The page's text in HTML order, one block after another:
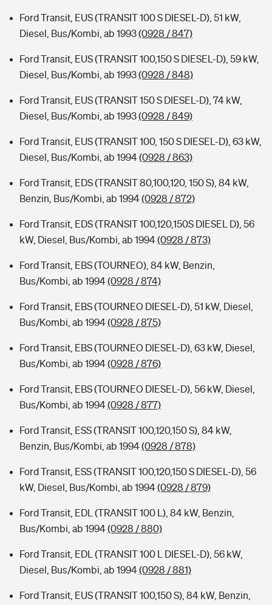
Ford Transit, EUS (TRANSIT 100 S DIESEL-D), 51 kW,
Diesel, Bus/Kombi, ab 1993(0928 / 847)
Ford Transit, EUS (TRANSIT 100,150 S DIESEL-D), 59 kW,
Diesel, Bus/Kombi, ab 1993(0928 / 848)
Ford Transit, EUS (TRANSIT 150 S DIESEL-D), 74 kW,
Diesel, Bus/Kombi, ab 1993(0928 / 849)
Ford Transit, EUS (TRANSIT 100, 150 S DIESEL-D), 63 kW,
Diesel, Bus/Kombi, ab 1994(0928 / 863)
Ford Transit, EDS (TRANSIT 80,100,120, 150 S), 84 kW,
Benzin, Bus/Kombi, ab 1994(0928 / 872)
Ford Transit, EDS (TRANSIT 100,120,150S DIESEL D), 56
kW, Diesel, Bus/Kombi, ab 1994(0928 / 873)
Ford Transit, EBS (TOURNEO), 84 kW, Benzin,
Bus/Kombi, ab 1994(0928 / 874)
Ford Transit, EBS (TOURNEO DIESEL-D), 51 kW, Diesel,
Bus/Kombi, ab 1994(0928 / 875)
Ford Transit, EBS (TOURNEO DIESEL-D), 63 kW, Diesel,
Bus/Kombi, ab 1994(0928 / 876)
Ford Transit, EBS (TOURNEO DIESEL-D), 56 kW, Diesel,
Bus/Kombi, ab 1994(0928 / 877)
Ford Transit, ESS (TRANSIT 100,120,150 S), 84 kW,
Benzin, Bus/Kombi, ab 1994(0928 / 878)
Ford Transit, ESS (TRANSIT 100,120,150 S DIESEL-D), 56
kW, Diesel, Bus/Kombi, ab 1994(0928 / 879)
Ford Transit, EDL (TRANSIT 100 L), 84 kW, Benzin,
Bus/Kombi, ab 1994(0928 / 880)
Ford Transit, EDL (TRANSIT 100 L DIESEL-D), 56 kW,
Diesel, Bus/Kombi, ab 1994(0928 / 881)
Ford Transit, EUS (TRANSIT 100,150 S), 84 kW, Benzin,